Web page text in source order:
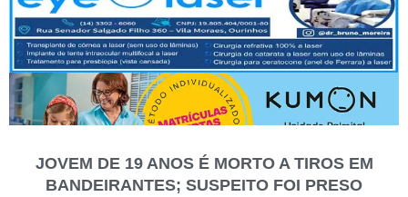
JOVEM DE 19 ANOS É MORTO A TIROS EM
BANDEIRANTES; SUSPEITO FOI PRESO